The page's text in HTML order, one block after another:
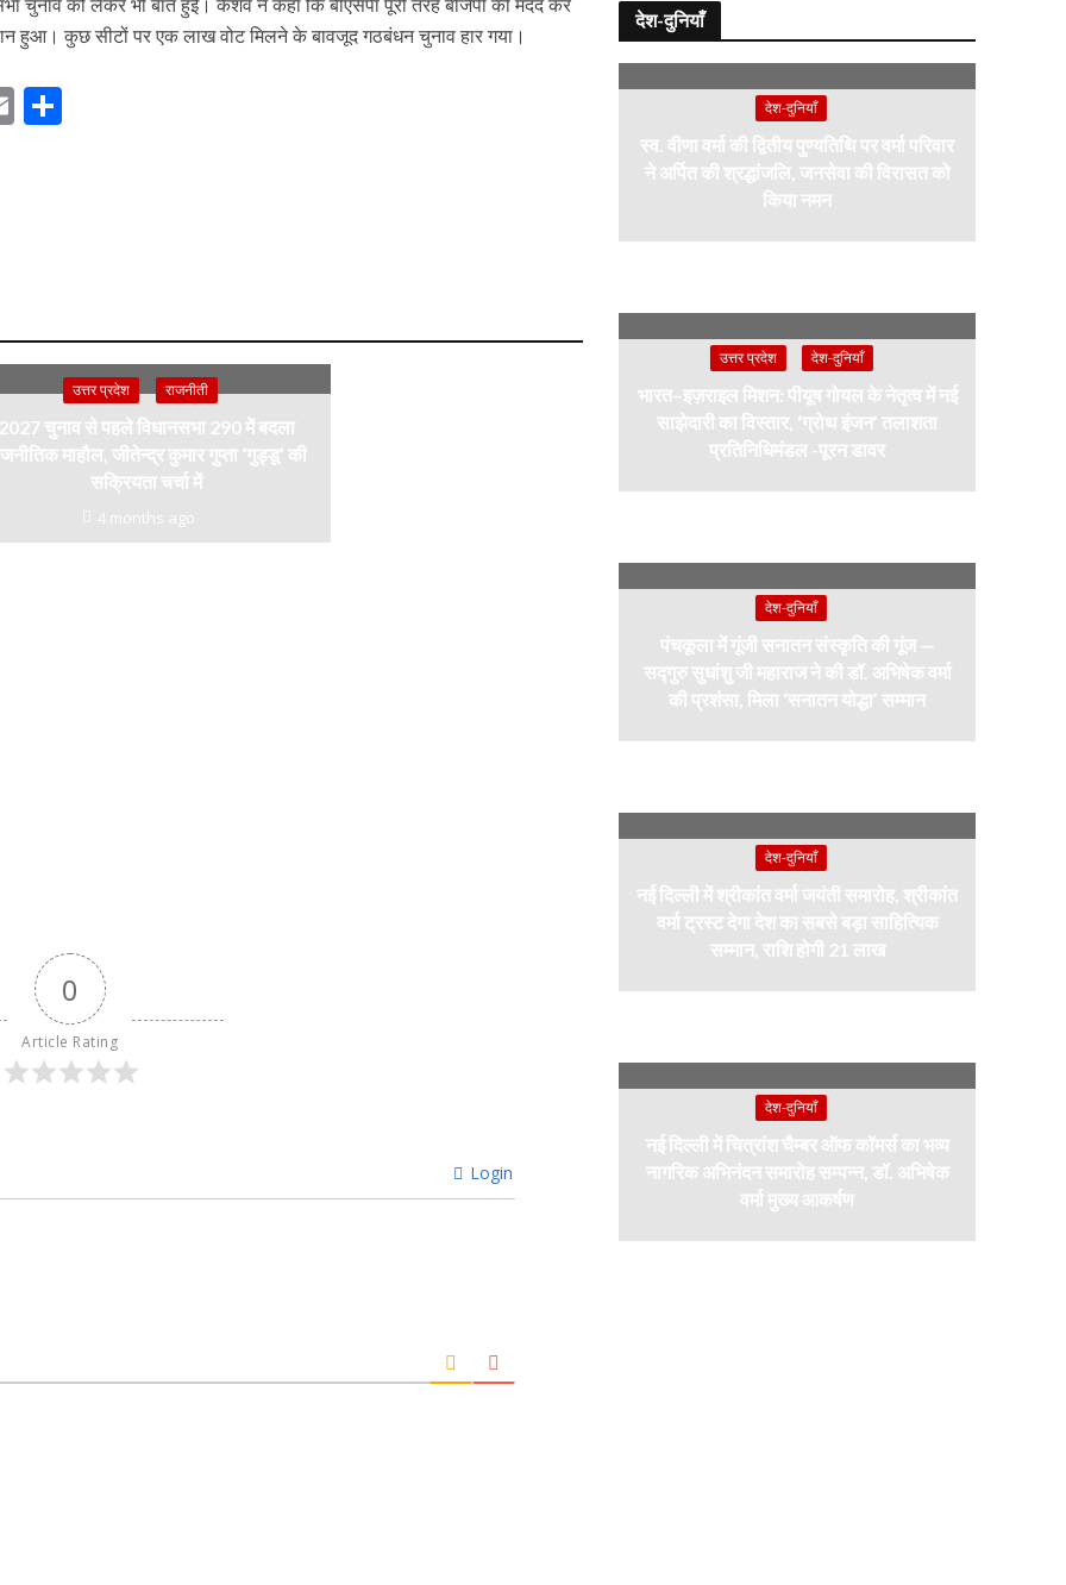
चुनाव को लेकर भी बात हुई। केशव ने कहा कि बीएसपी पूरी तरह बीजेपी की मदद कर
हुआ। कुछ सीटों पर एक लाख वोट मिलने के बावजूद गठबंधन चुनाव हार गया।
E
उत्तर प्रदेश राजनीती
2027 चुनाव से पहले विधानसभा 290 में बदला
माहौल, जीतेन्द्र कुमार गुप्ता ‘गुड्डू’ की
सक्रियता चर्चा में
4 months ago
0
Article Rating
Login
देश-दुनियाँ
देश-दुनियाँ
स्व. वीणा वर्मा की द्वितीय पुण्यतिथि पर वर्मा परिवार
ने अर्पित की श्रद्धांजलि, जनसेवा की विरासत को
किया नमन
उत्तर प्रदेश देश-दुनियाँ
भारत–इज़राइल मिशन: पीयूष गोयल के नेतृत्व में नई
साझेदारी का विस्तार, ‘ग्रोथ इंजन’ तलाशता
प्रतिनिधिमंडल -पूरन डावर
देश-दुनियाँ
पंचकूला में गूंजी सनातन संस्कृति की गूंज —
सद्गुरु सुधांशु जी महाराज ने की डॉ. अभिषेक वर्मा
की प्रशंसा, मिला ‘सनातन योद्धा’ सम्मान
देश-दुनियाँ
नई दिल्ली में श्रीकांत वर्मा जयंती समारोह, श्रीकांत
वर्मा ट्रस्ट देगा देश का सबसे बड़ा साहित्यिक
सम्मान, राशि होगी 21 लाख
देश-दुनियाँ
नई दिल्ली में चित्रांश चैम्बर ऑफ कॉमर्स का भव्य
नागरिक अभिनंदन समारोह सम्पन्न, डॉ. अभिषेक
वर्मा मुख्य आकर्षण